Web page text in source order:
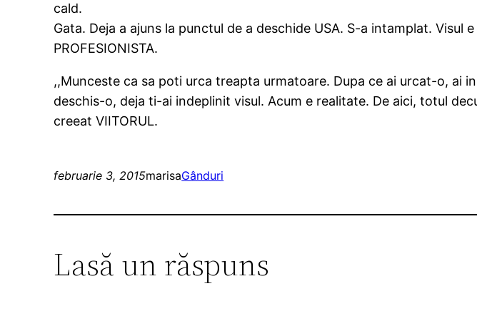
cald.
Gata. Deja a ajuns la punctul de a deschide USA. S-a intamplat. Visul
PROFESIONISTA.
,,Munceste ca sa poti urca treapta urmatoare. Dupa ce ai urcat-o, ai
deschis-o, deja ti-ai indeplinit visul. Acum e realitate. De aici, totul
creeat VIITORUL.
februarie 3, 2015marisaGânduri
Lasă un răspuns